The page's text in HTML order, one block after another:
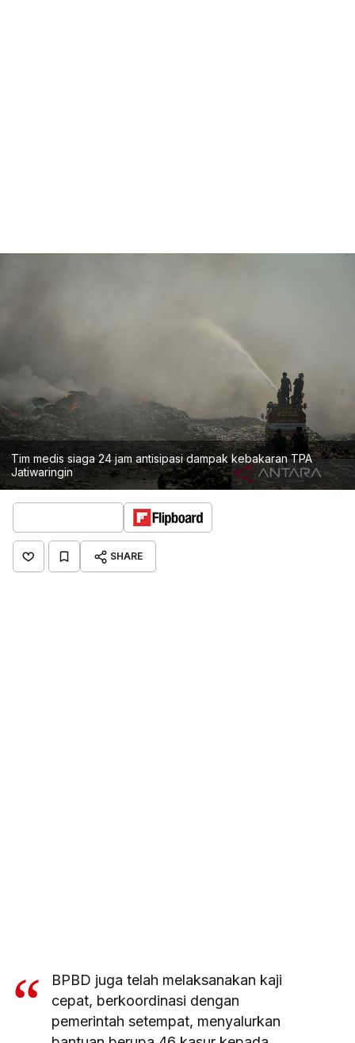
Tim medis siaga 24 jam antisipasi dampak kebakaran TPA
Jatiwaringin
SHARE
BPBD juga telah melaksanakan kaji
cepat, berkoordinasi dengan
pemerintah setempat, menyalurkan